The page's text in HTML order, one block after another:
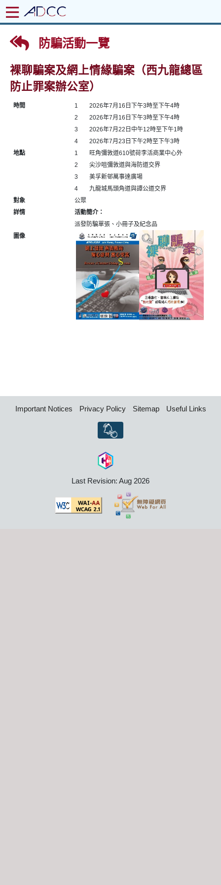
防騙活動一覽
裸聊騙案及網上情緣騙案（西九龍總區
防止罪案辦公室）
時間
1
2
3
4
2026年7月16日下午3時至下午4時
2026年7月16日下午3時至下午4時
2026年7月22日中午12時至下午1時
2026年7月23日下午2時至下午3時
地點
1
2
3
4
旺角彌敦道610號荷李活商業中心外
尖沙咀彌敦道與海防道交界
美孚新邨萬事達廣場
九龍城馬頭角道與譚公道交界
對象
公眾
詳情
活動簡介：
派發防騙單張、小冊子及紀念品
圖像
Important Notices Privacy Policy Sitemap Useful Links
Last Revision: Aug 2026